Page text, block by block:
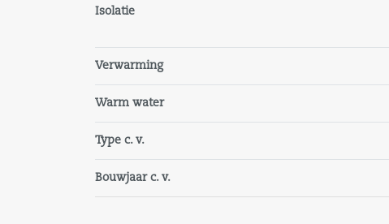
Isolatie
Verwarming
Warm water
Type c. v.
Bouwjaar c. v.